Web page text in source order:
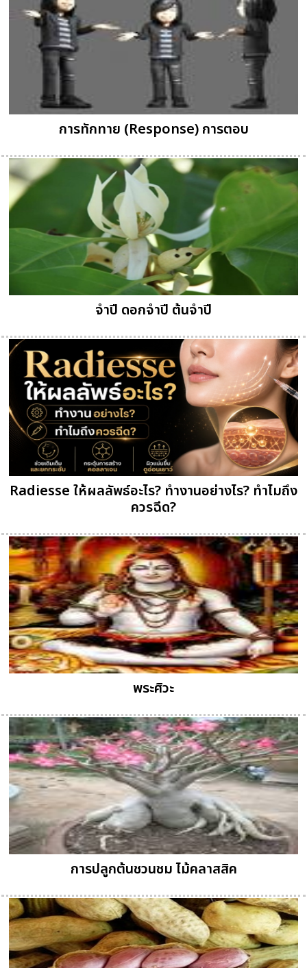
การทักทาย (Response) การตอบ
จำปี ดอกจำปี ต้นจำปี
Radiesse ให้ผลลัพธ์อะไร? ทำงานอย่างไร? ทำไมถึง
ควรฉีด?
พระศิวะ
การปลูกต้นชวนชม ไม้คลาสสิค